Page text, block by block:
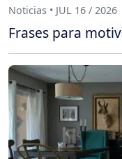
Noticias • JUL 16 / 2026
Frases para